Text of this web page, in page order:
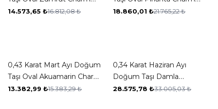
Kolye Ucu
14.573,65 ₺16.812,08₺
Kolye Ucu
18.860,01 ₺21.765,22₺
-13%
0,43 Karat Mart Ayı Doğum
Taşı Oval Akuamarin Charm
Kolye Ucu
13.382,99 ₺15.383,29₺
-13%
0,34 Karat Haziran Ayı
Doğum Taşı Damla
Aleksandrit Kolye
28.575,78 ₺33.005,03₺